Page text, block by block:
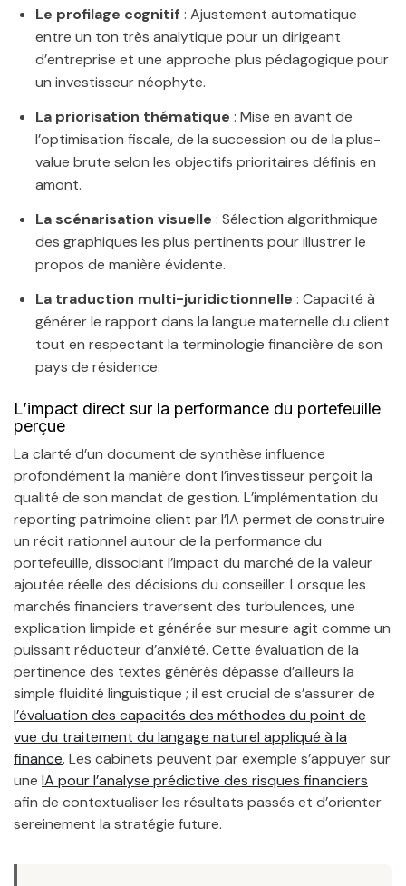
Le profilage cognitif : Ajustement automatique
entre un ton très analytique pour un dirigeant
d’entreprise et une approche plus pédagogique pour
un investisseur néophyte.
La priorisation thématique : Mise en avant de
l’optimisation fiscale, de la succession ou de la plus-
value brute selon les objectifs prioritaires définis en
amont.
La scénarisation visuelle : Sélection algorithmique
des graphiques les plus pertinents pour illustrer le
propos de manière évidente.
La traduction multi-juridictionnelle : Capacité à
générer le rapport dans la langue maternelle du client
tout en respectant la terminologie financière de son
pays de résidence.
L’impact direct sur la performance du portefeuille
perçue
La clarté d’un document de synthèse influence
profondément la manière dont l’investisseur perçoit la
qualité de son mandat de gestion. L’implémentation du
reporting patrimoine client par l’IA permet de construire
un récit rationnel autour de la performance du
portefeuille, dissociant l’impact du marché de la valeur
ajoutée réelle des décisions du conseiller. Lorsque les
marchés financiers traversent des turbulences, une
explication limpide et générée sur mesure agit comme un
puissant réducteur d’anxiété. Cette évaluation de la
pertinence des textes générés dépasse d’ailleurs la
simple fluidité linguistique ; il est crucial de s’assurer de
l’évaluation des capacités des méthodes du point de
vue du traitement du langage naturel appliqué à la
finance. Les cabinets peuvent par exemple s’appuyer sur
une IA pour l’analyse prédictive des risques financiers
afin de contextualiser les résultats passés et d’orienter
sereinement la stratégie future.